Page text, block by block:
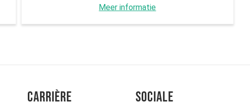
Meer informatie
Carrière Sociale